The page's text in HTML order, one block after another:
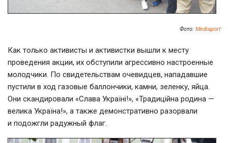
Фото: Mediaport
Как только активисты и активистки вышли к месту
проведения акции, их обступили агрессивно настроенные
молодчики. По свидетельствам очевидцев, нападавшие
пустили в ход газовые баллончики, камни, зеленку, яйца.
Они скандировали «Слава Україні!», «Традиційна родина —
велика Україна!», а также демонстративно разорвали
и подожгли радужный флаг.